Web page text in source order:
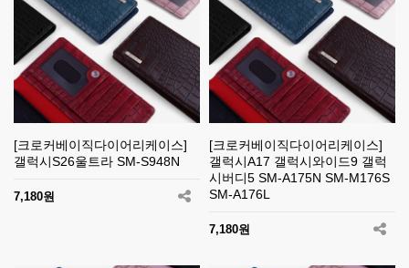
[크로커베이직다이어리케이스]
갤럭시S26울트라 SM-S948N
7,180원
[크로커베이직다이어리케이스]
갤럭시A17 갤럭시와이드9 갤럭
시버디5 SM-A175N SM-M176S
SM-A176L
7,180원